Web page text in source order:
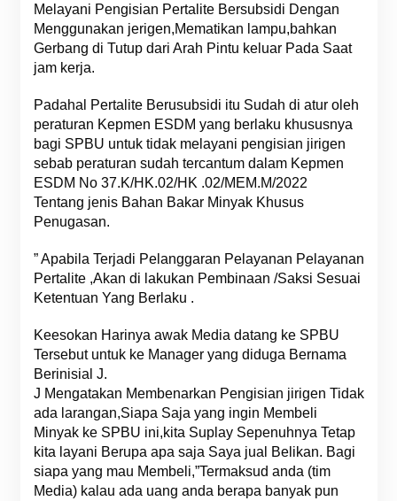
Melayani Pengisian Pertalite Bersubsidi Dengan
Menggunakan jerigen,Mematikan lampu,bahkan
Gerbang di Tutup dari Arah Pintu keluar Pada Saat
jam kerja.
Padahal Pertalite Berusubsidi itu Sudah di atur oleh
peraturan Kepmen ESDM yang berlaku khususnya
bagi SPBU untuk tidak melayani pengisian jirigen
sebab peraturan sudah tercantum dalam Kepmen
ESDM No 37.K/HK.02/HK .02/MEM.M/2022
Tentang jenis Bahan Bakar Minyak Khusus
Penugasan.
” Apabila Terjadi Pelanggaran Pelayanan Pelayanan
Pertalite ,Akan di lakukan Pembinaan /Saksi Sesuai
Ketentuan Yang Berlaku .
Keesokan Harinya awak Media datang ke SPBU
Tersebut untuk ke Manager yang diduga Bernama
Berinisial J.
J Mengatakan Membenarkan Pengisian jirigen Tidak
ada larangan,Siapa Saja yang ingin Membeli
Minyak ke SPBU ini,kita Suplay Sepenuhnya Tetap
kita layani Berupa apa saja Saya jual Belikan. Bagi
siapa yang mau Membeli,”Termaksud anda (tim
Media) kalau ada uang anda berapa banyak pun